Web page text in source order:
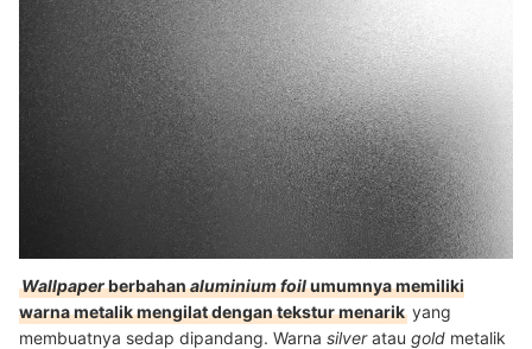
Wallpaperberbahanaluminium foilumumnya memiliki
warna metalik mengilat dengan tekstur menarik yang
membuatnya sedap dipandang. Warna silveratau gold metalik